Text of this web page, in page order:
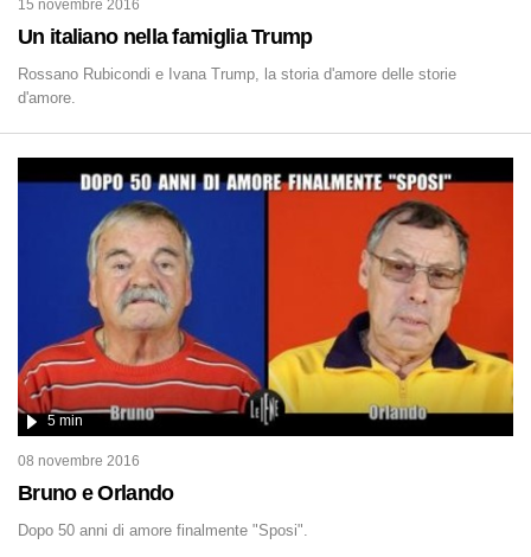
Un italiano nella famiglia Trump
15 novembre 2016
Rossano Rubicondi e Ivana Trump, la storia d'amore delle storie
d'amore.
Bruno e Orlando
5 min
08 novembre 2016
Dopo 50 anni di amore finalmente "Sposi".